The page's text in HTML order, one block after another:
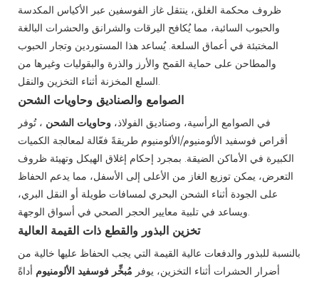
ظروف محكمة الغلق، ينتقل غاز الفوسفين عبر الأكياس المكدسة
والحبوب السائبة، مما يُكافح اليرقات والشرانق والحشرات البالغة
المختبئة في أعماق السلعة. يُساعد هذا المستوردين وتجار الحبوب
والمطاحن على حماية القمح والأرز والذرة والبقوليات وغيرها من
السلع المخزنة أثناء التخزين والنقل.
الصوامع والصناديق وحاويات الشحن
في الصوامع الرأسية، وصناديق الفولاذ، وحاويات الشحن ، تُوفر
أقراص فوسفيد الألومنيوم/الألومنيوم طريقةً فعّالة لمعالجة الكميات
الكبيرة في الأماكن الضيقة. بمجرد إحكام إغلاق الهيكل وتهيئة ظروف
التعرض، يمكن توزيع الغاز من الأعلى إلى الأسفل، مما يدعم الحفاظ
على الجودة أثناء الشحن البحري لمسافات طويلة أو النقل البري،
ويساعد في تلبية معايير الحجر الصحي في أسواق الوجهة.
تخزين البذور والقطع ذات القيمة العالية
بالنسبة للبذور والدفعات عالية القيمة التي يجب الحفاظ عليها خالية من
أضرار الحشرات أثناء التخزين، يوفر مُبخِّر فوسفيد الألومنيوم أداةً